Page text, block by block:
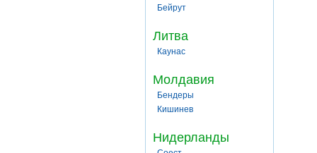
Бейрут
Литва
Каунас
Молдавия
Бендеры
Кишинев
Нидерланды